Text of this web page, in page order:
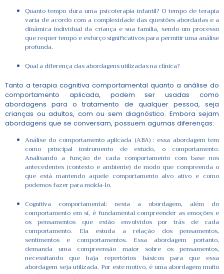
Quanto tempo dura uma psicoterapia infantil? O tempo de terapia
varia de acordo com a complexidade das questões abordadas e a
dinâmica individual da criança e sua família, sendo um processo
que requer tempo e esforço significativos para permitir uma análise
profunda.
Qual a diferença das abordagens utilizadas na clínica?
Tanto a terapia cognitiva comportamental quanto a análise do
comportamento aplicada, podem ser usadas como
abordagens para o tratamento de qualquer pessoa, seja
crianças ou adultos, com ou sem diagnóstico. Embora sejam
abordagens que se conversam, possuem agumas diferenças:
Análise do comportamento aplicada (ABA) : essa abordagem tem
como principal instrumento de estudo, o comportamento.
Analisando a função de cada comportamento com base nos
antecedentes (contexto e ambiente) de modo que compreenda o
que está mantendo aquele comportamento alvo ativo e como
podemos fazer para molda-lo.
comportamento em si, é fundamental compreender as emoções e
os pensamentos que estão envolvidos por trás de cada
comportamento. Ela estuda a relação dos pensamentos,
sentimentos e comportamentos. Essa abordagem portanto,
demanda uma compreensão maior sobre os pensamentos,
necessitando que haja repertórios básicos para que essa
abordagem seja utilizada. Por este motivo, é uma abordagem muito